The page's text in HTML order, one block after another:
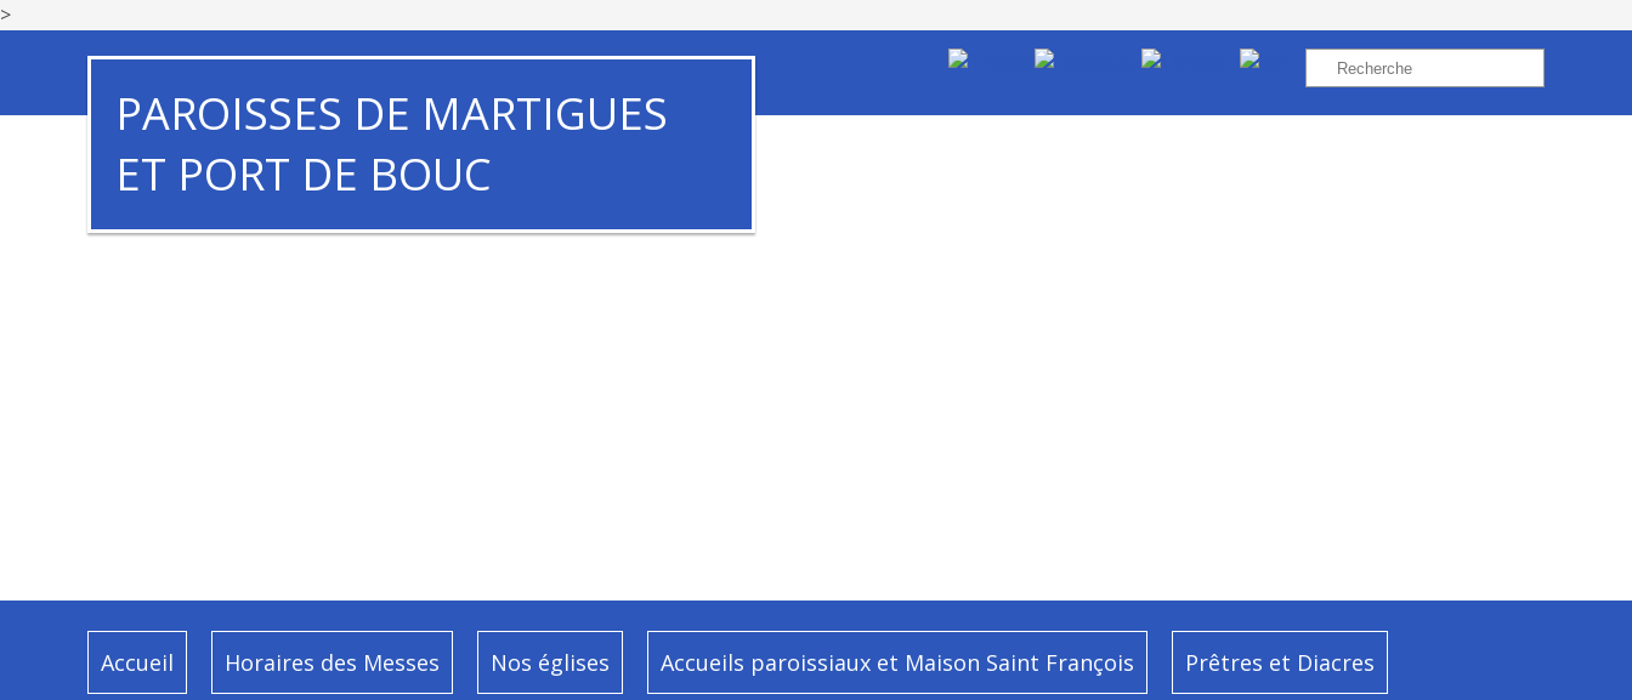
>
PAROISSES DE MARTIGUES
ET PORT DE BOUC
Accueil Horaires des Messes Nos églises Accueils paroissiaux et Maison Saint François Prêtres et Diacres